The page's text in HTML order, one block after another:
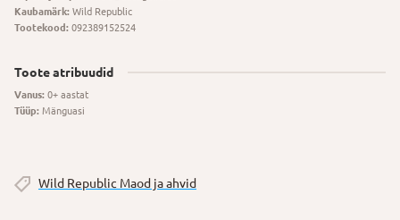
Kaubamärk: Wild Republic
Tootekood: 092389152524
Toote atribuudid
Vanus: 0+ aastat
Tüüp: Mänguasi
Wild Republic Maod ja ahvid